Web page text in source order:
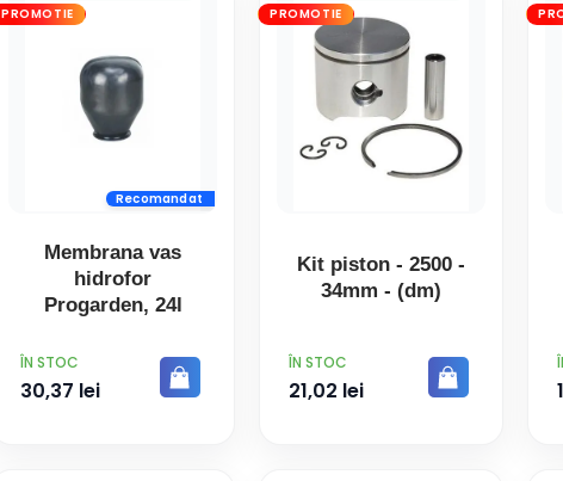
PROMOTIE
Recomandat
Membrana vas
hidrofor
Progarden, 24l
PRET
ÎN STOC
30,37 lei
PROMOTIE
Kit piston - 2500 -
34mm - (dm)
PRET
ÎN STOC
21,02 lei